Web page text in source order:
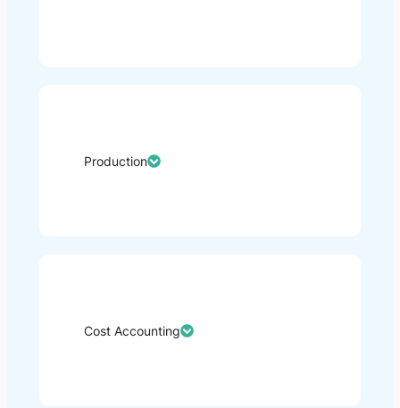
Production
Cost Accounting​